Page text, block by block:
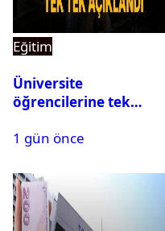
Eğitim
Üniversite
öğrencilerine tek
60 bin liraya kadar burs
1 gün önce